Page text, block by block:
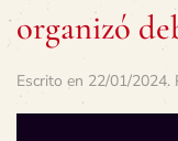
organizó
Escrito en 22/01/2024.